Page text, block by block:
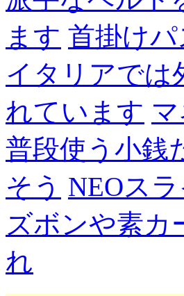
ます 首掛け
イタリアでは
れています
普段使う小銭
そう NEOス
ズボンや素カ
れ